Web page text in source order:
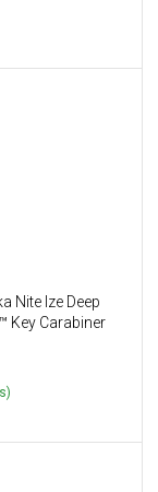
Nite Ize Deep
Key Carabiner